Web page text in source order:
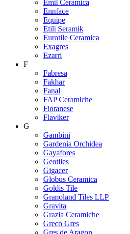
Emil Ceramica
Ennface
Equipe
Etili Seramik
Eurotile Ceramica
Exagres
Ezarri
F
Fabresa
Fakhar
Fanal
FAP Ceramiche
Fioranese
Flaviker
G
Gambini
Gardenia Orchidea
Gayafores
Geotiles
Gigacer
Globus Ceramica
Goldis Tile
Granoland Tiles LLP
Gravita
Grazia Ceramiche
Greco Gres
Gres de Aragon